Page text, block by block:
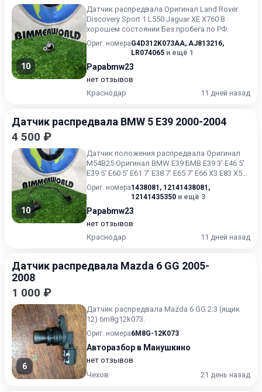
10
Датчик распредвала Оригинал Land Rover
Discovery Sport 1 L550 Jaguar XE X760 В
хорошем состоянии Без пробега по РФ.
Ориг. номераG4D312K073AA, AJ813216,
LR074065 и ещё 1
Papabmw23
нет отзывов
Краснодар
11 дней назад
Датчик распредвала BMW 5 E39 2000-2004
4 500 ₽
10
Датчик положения распредвала Оригинал
M54B25 Оригинал BMW E39 БМВ Е39 3' E46 5'
E39 5' E60 5' E61 7' E38 7' E65 7' E66 X3 E83 X5
E53 Z3 E36...
Ориг. номера1438081 , 12141438081 ,
12141435350 и ещё 3
Papabmw23
нет отзывов
Краснодар
11 дней назад
Датчик распредвала Mazda 6 GG 2005-
2008
1 000 ₽
6
Датчик распредвала Mazda 6 GG 2.3 (ящик
12) 6m8g12k073.
Ориг. номера6M8G-12K073
Авторазбор в Манушкино
нет отзывов
Чехов
21 день назад